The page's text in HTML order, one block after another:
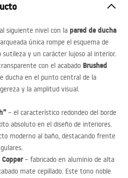
siguiente nivel con la pared de ducha
única rompe el esquema de
sutileza y un carácter lujoso al interior.
con el acabado Brushed
ducha en el punto central de la
y la amplitud visual.
– el característico redondeo del borde
absoluto en el diseño de interiores.
moderno al baño, destacando frente
– fabricado en aluminio de alta
mate cepillado. Este tono noble